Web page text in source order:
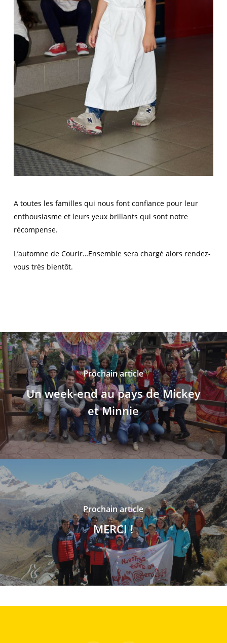
A toutes les familles qui nous font confiance pour leur
enthousiasme et leurs yeux brillants qui sont notre
récompense.
L’automne de Courir…Ensemble sera chargé alors rendez-
vous très bientôt.
Prochain article
Un week-end au pays de Mickey
et Minnie
Prochain article
MERCI !